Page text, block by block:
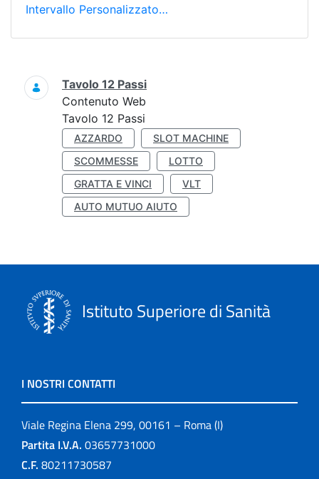
Intervallo Personalizzato…
Ricerca
Tavolo 12 Passi
Contenuto Web
Tavolo 12 Passi
AZZARDO
SLOT MACHINE
SCOMMESSE
LOTTO
GRATTA E VINCI
VLT
AUTO MUTUO AIUTO
Istituto Superiore di Sanità
I NOSTRI CONTATTI
Viale Regina Elena 299, 00161 – Roma (I)
Partita I.V.A. 03657731000
C.F. 80211730587